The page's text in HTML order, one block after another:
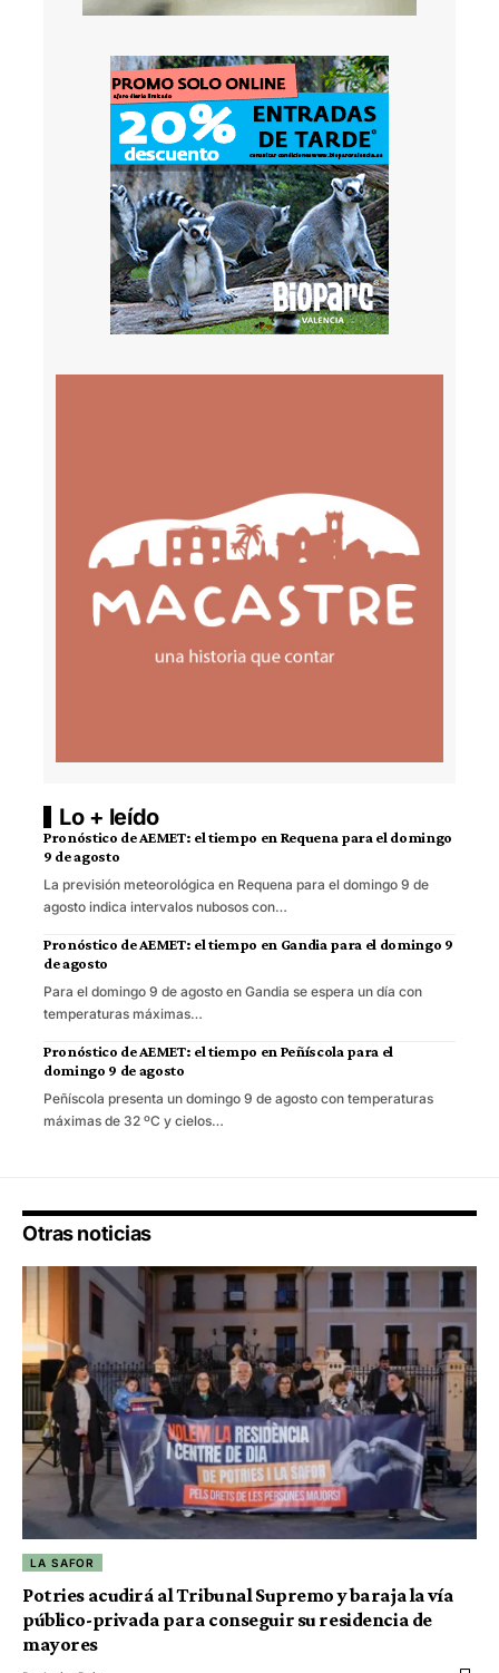
Lo + leído
Pronóstico de AEMET: el tiempo en Requena para el domingo
9 de agosto
La previsión meteorológica en Requena para el domingo 9 de
agosto indica intervalos nubosos con…
Pronóstico de AEMET: el tiempo en Gandia para el domingo 9
de agosto
Para el domingo 9 de agosto en Gandia se espera un día con
temperaturas máximas…
Pronóstico de AEMET: el tiempo en Peñíscola para el
domingo 9 de agosto
Peñíscola presenta un domingo 9 de agosto con temperaturas
máximas de 32 ºC y cielos…
Otras noticias
LA SAFOR
Potries acudirá al Tribunal Supremo y baraja la vía
público-privada para conseguir su residencia de
mayores